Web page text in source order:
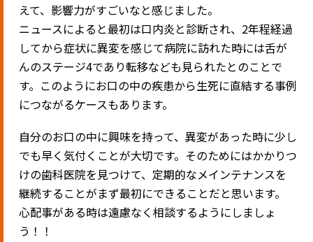
えて、影響力がすごいなと感じました。
ニュースによると最初は口内炎と診断され、 2年程経過
してから症状に異変を感じて病院に訪れた時には舌が
んのステージ4であり転移なども見られたとのことで
す。このようにお口の中の疾患から生死に直結する事例
につながるケースもあります。
自分のお口の中に興味を持って、異変があった時に少し
でも早く気付くことが大切です。そのためにはかかりつ
けの歯科医院を見つけて、定期的なメインテナンスを
継続することがまず最初にできることだと思います。
心配事がある時は遠慮なく相談するようにしましょ
う！！